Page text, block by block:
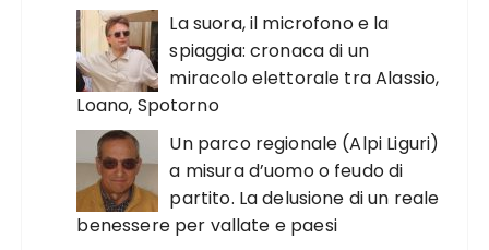
La suora, il microfono e la
spiaggia: cronaca di un
miracolo elettorale tra Alassio,
Loano, Spotorno
Un parco regionale (Alpi Liguri)
a misura d’uomo o feudo di
partito. La delusione di un reale
benessere per vallate e paesi